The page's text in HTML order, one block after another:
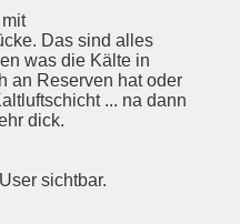
Das sind alles
was die Kälte in
an Reserven hat oder
... na dann
dick.
sichtbar.